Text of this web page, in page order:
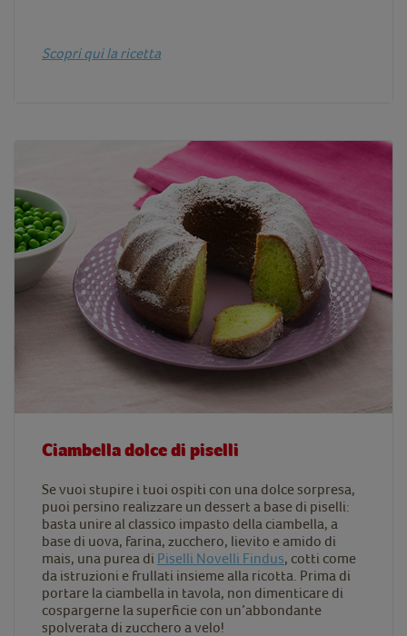
Scopri qui la ricetta
Ciambella dolce di piselli
Se vuoi stupire i tuoi ospiti con una dolce sorpresa,
puoi persino realizzare un dessert a base di piselli:
basta unire al classico impasto della ciambella, a
base di uova, farina, zucchero, lievito e amido di
mais, una purea di Piselli Novelli Findus, cotti come
da istruzioni e frullati insieme alla ricotta. Prima di
portare la ciambella in tavola, non dimenticare di
cospargerne la superficie con un’abbondante
spolverata di zucchero a velo!